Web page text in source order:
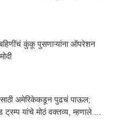
कुंकू पुसणाऱ्यांना ऑपरेशन
अमेरिकेकडून पुढचं पाऊल;
ट्रम्प यांचे मोठं वक्तव्य, म्हणाले....